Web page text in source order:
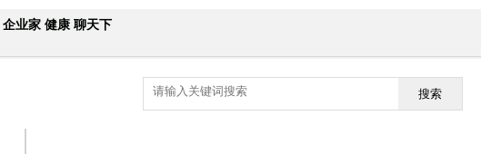
企业家 健康 聊天下
搜索